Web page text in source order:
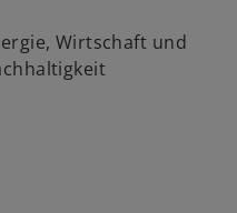
Wirtschaft und